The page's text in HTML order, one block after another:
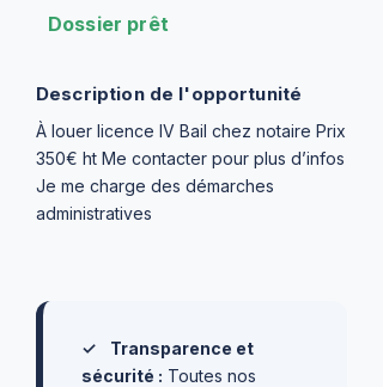
Dossier prêt
Description de l'opportunité
À louer licence IV Bail chez notaire Prix
350€ ht Me contacter pour plus d’infos
Je me charge des démarches
administratives
✓
Transparence et
sécurité : Toutes nos